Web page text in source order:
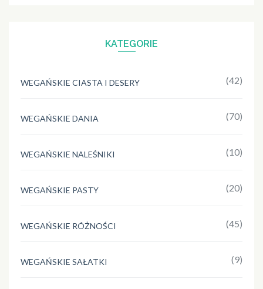
KATEGORIE
WEGAŃSKIE CIASTA I DESERY (42)
WEGAŃSKIE DANIA (70)
WEGAŃSKIE NALEŚNIKI (10)
WEGAŃSKIE PASTY (20)
WEGAŃSKIE RÓŻNOŚCI (45)
WEGAŃSKIE SAŁATKI (9)